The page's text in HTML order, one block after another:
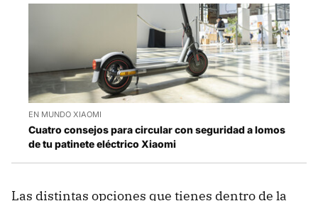
EN MUNDO XIAOMI
Cuatro consejos para circular con seguridad a lomos
de tu patinete eléctrico Xiaomi
Las distintas opciones que tienes dentro de la